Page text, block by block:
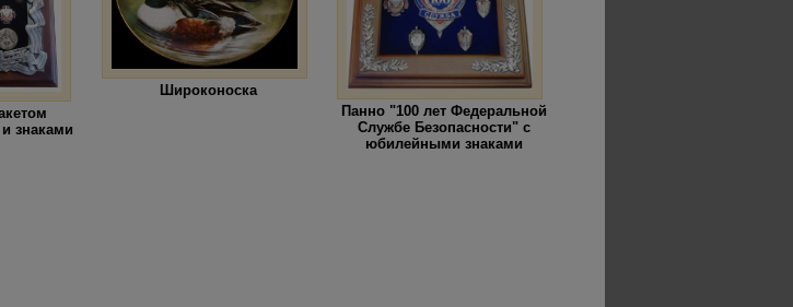
знаками
Широконоска
Панно "100 лет Федеральной
Службе Безопасности" с
юбилейными знаками